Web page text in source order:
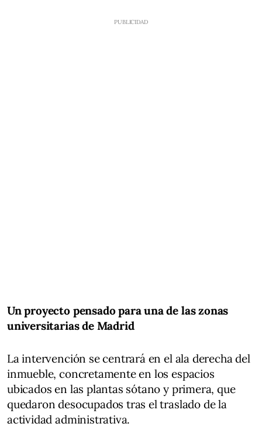
Un proyecto pensado para una de las zonas
universitarias de Madrid
La intervención se centrará en el ala derecha del
inmueble, concretamente en los espacios
ubicados en las plantas sótano y primera, que
quedaron desocupados tras el traslado de la
actividad administrativa.